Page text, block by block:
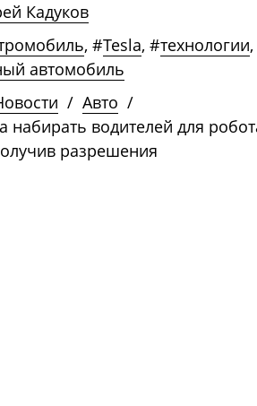
Кадуков
, #Tesla, #технологии,
автомобиль
/ Авто /
набирать водителей для
разрешения